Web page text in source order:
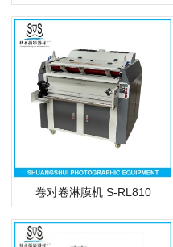
卷对卷淋膜机 S-RL810